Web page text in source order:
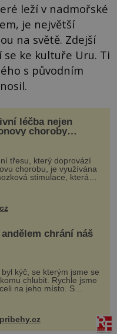
leží v nadmořské
je největší
na světě. Zdejší
ke kultuře Uru. Ti
s původním
léčba nejen
choroby
třesu, který doprovází
chorobu, je využívána
stimulace, která
vysoce invazivní
přesnému zacílení ...
chrání náš
kýč, se kterým jsme se
chlubit. Rychle jsme
na jeho místo. S
jsme si pořídili
takový domek na severu
si naplánova...